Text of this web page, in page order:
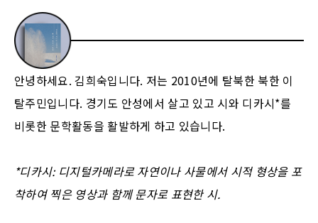
안녕하세요. 김희숙입니다. 저는 2010년에 탈북한 북한 이
탈주민입니다. 경기도 안성에서 살고 있고 시와 디카시*를
비롯한 문학활동을 활발하게 하고 있습니다.
*디카시: 디지털카메라로 자연이나 사물에서 시적 형상을 포
착하여 찍은 영상과 함께 문자로 표현한 시.